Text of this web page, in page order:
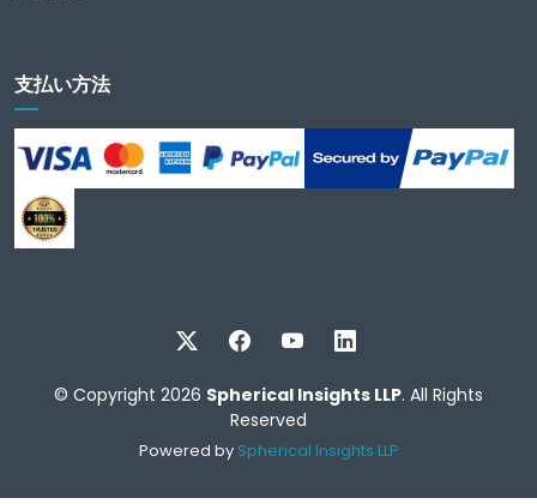
支払い方法
© Copyright 2026 Spherical Insights LLP. All Rights
Reserved
Powered by Spherical Insights LLP